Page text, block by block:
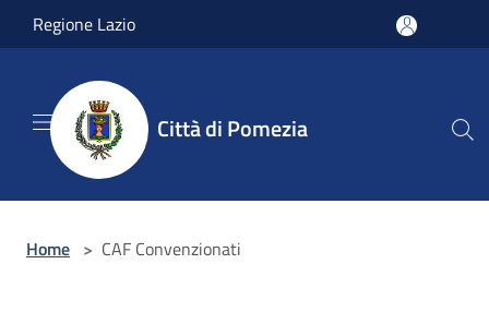
Salta al contenuto principale
Regione Lazio
Città di Pomezia
Home > CAF Convenzionati